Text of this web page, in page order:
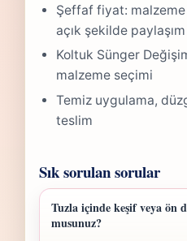
Şeffaf fiyat:
açık şekilde paylaşım
Koltuk Sünger
malzeme seçimi
Temiz uygulama,
teslim
Sık sorulan sorular
Tuzla içinde keşif veya ön
musunuz?